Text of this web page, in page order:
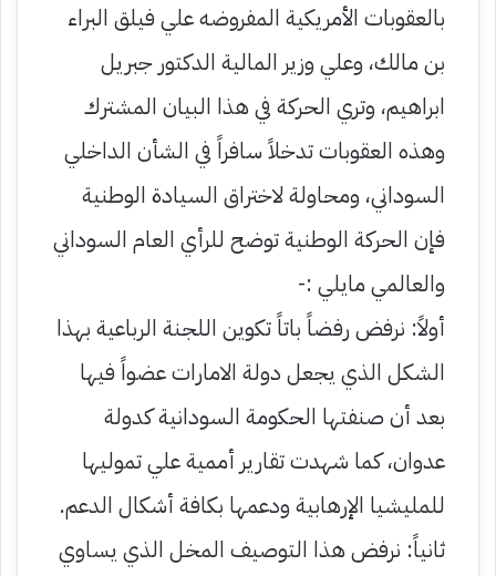
بالعقوبات الأمريكية المفروضه علي فيلق البراء
بن مالك، وعلي وزير المالية الدكتور جبريل
ابراهيم، وتري الحركة في هذا البيان المشترك
وهذه العقوبات تدخلاً سافراً في الشأن الداخلي
السوداني، ومحاولة لاختراق السيادة الوطنية
فإن الحركة الوطنية توضح للرأي العام السوداني
والعالمي مايلي :-
أولاً: نرفض رفضاً باتاً تكوين اللجنة الرباعية بهذا
الشكل الذي يجعل دولة الامارات عضواً فيها
بعد أن صنفتها الحكومة السودانية كدولة
عدوان، كما شهدت تقارير أممية علي تموليها
للمليشيا الإرهابية ودعمها بكافة أشكال الدعم.
ثانياً: نرفض هذا التوصيف المخل الذي يساوي